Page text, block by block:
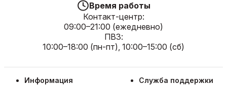
Время работы
Контакт-центр:
09:00–21:00 (ежедневно)
ПВЗ:
10:00–18:00 (пн-пт), 10:00–15:00 (сб)
Информация
Служба поддержки